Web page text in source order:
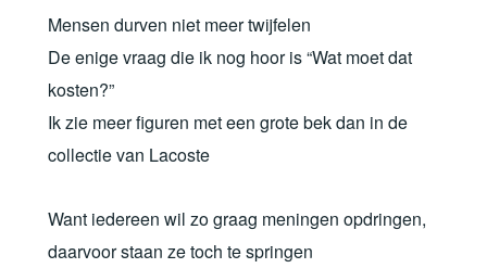
Mensen durven niet meer twijfelen
De enige vraag die ik nog hoor is “Wat moet dat
kosten?”
Ik zie meer figuren met een grote bek dan in de
collectie van Lacoste
Want iedereen wil zo graag meningen opdringen,
daarvoor staan ze toch te springen